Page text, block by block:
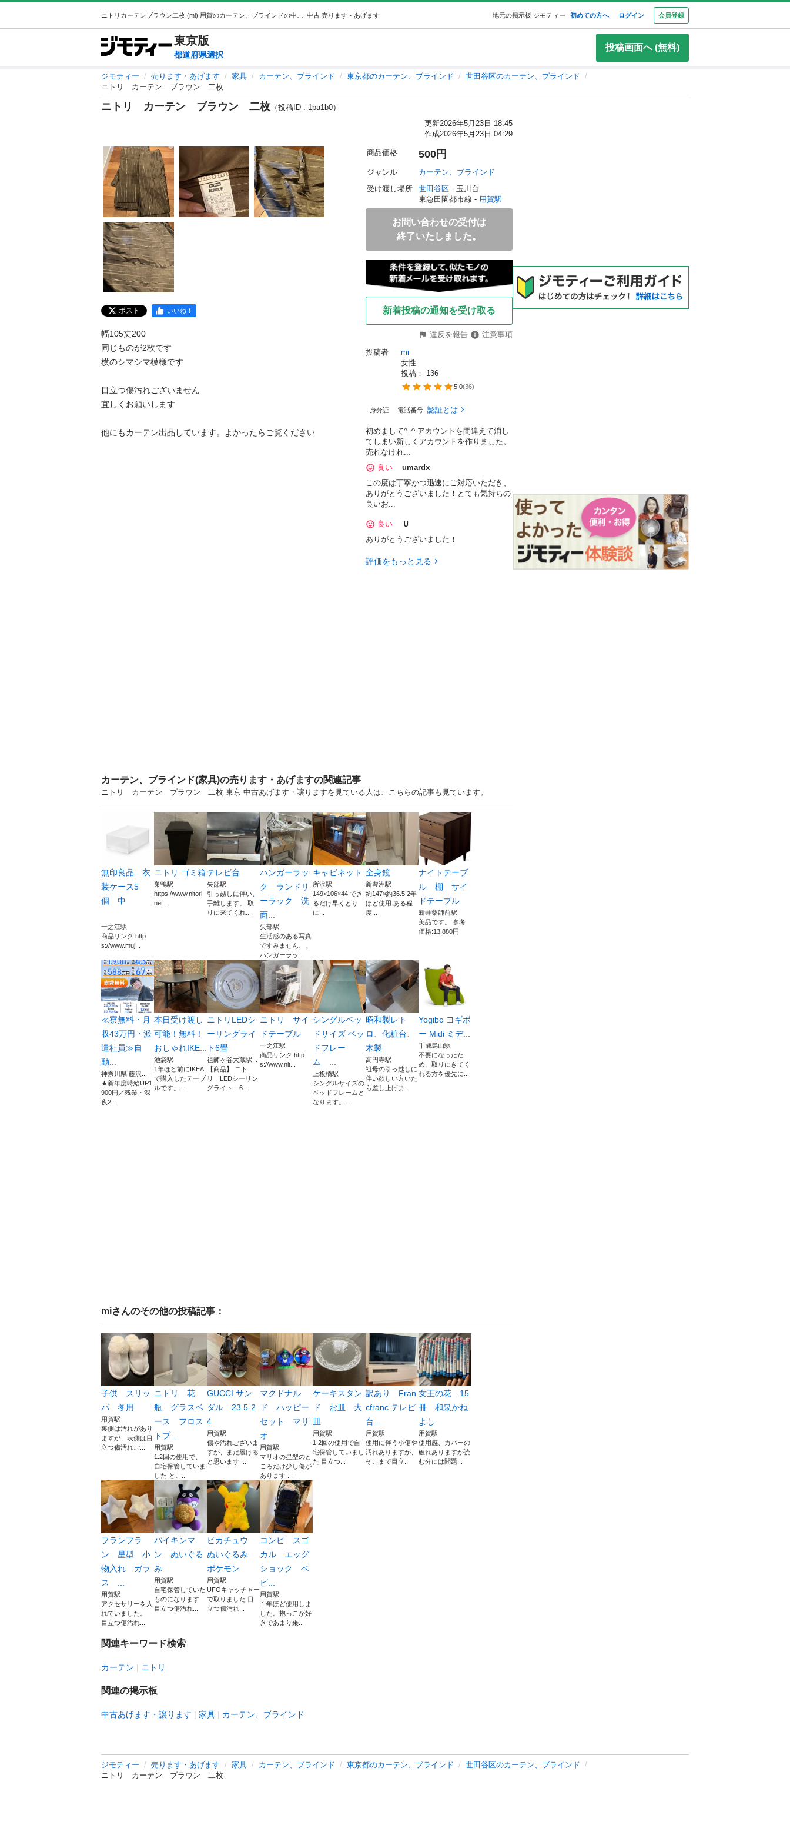
中古 売ります・あげます 地元の掲示板 ジモティー 初めての方へ ログイン 会員登録
東京版
都道府県選択
投稿画面へ (無料)
ジモティー 売ります・あげます 家具 カーテン、ブラインド 東京都のカーテン、ブラインド
世田谷区のカーテン、ブラインド
ニトリ カーテン ブラウン 二枚
ニトリ カーテン ブラウン 二枚 （投稿ID : 1pa1b0）
更新2026年5月23日 18:45
作成2026年5月23日 04:29
ポスト いいね！
幅105丈200
同じものが2枚です
横のシマシマ模様です
目立つ傷汚れございません
宜しくお願いします
他にもカーテン出品しています。よかったらご覧ください
商品価格 500円
ジャンル
カーテン、ブラインド
受け渡し場所
世田谷区 - 玉川台
東急田園都市線 - 用賀駅
お問い合わせの受付は
終了いたしました。
新着投稿の通知を受け取る
違反を報告
注意事項
投稿者
mi
女性
投稿： 136
5.0(36)
身分証 電話番号 認証とは
初めまして^_^ アカウントを間違えて消し
てしまい新しくアカウントを作りました。
売れなけれ...
良い
umardx
この度は丁寧かつ迅速にご対応いただき、
ありがとうございました！とても気持ちの
良いお...
良い
Ｕ
ありがとうございました！
評価をもっと見る
カーテン、ブラインド(家具)の売ります・あげますの関連記事
ニトリ カーテン ブラウン 二枚 東京 中古あげます・譲りますを見ている人は、こちらの記事も見ています。
無印良品 衣
装ケース5
個 中
一之江駅
商品リンク http
s://www.muj...
ニトリ ゴミ箱
巣鴨駅
https://www.nitori-
net...
テレビ台
矢部駅
引っ越しに伴い、
手離します。 取
りに来てくれ...
ハンガーラッ
ク ランドリ
ーラック 洗
面...
矢部駅
生活感のある写真
ですみません、、
ハンガーラッ...
キャビネット
所沢駅
149×106×44 でき
るだけ早くとり
に...
全身鏡
新豊洲駅
約147×約36.5 2年
ほど使用 ある程
度...
ナイトテーブ
ル 棚 サイ
ドテーブル
新井薬師前駅
美品です。 参考
価格:13,880円
≪寮無料・月
収43万円・派
遣社員≫自
動...
神奈川県 藤沢...
★新年度時給UP1,
900円／残業・深
夜2,...
本日受け渡し
可能！無料！
おしゃれIKE...
池袋駅
1年ほど前にIKEA
で購入したテーブ
ルです。...
ニトリLEDシ
ーリングライ
ト6畳
祖師ヶ谷大蔵駅...
【商品】 ニト
リ LEDシーリン
グライト 6...
ニトリ サイ
ドテーブル
一之江駅
商品リンク http
s://www.nit...
シングルベッ
ドサイズ ベッ
ドフレー
ム ...
上板橋駅
シングルサイズの
ベッドフレームと
なります。 ...
昭和製レト
ロ、化粧台、
木製
高円寺駅
祖母の引っ越しに
伴い欲しい方いた
ら差し上げま...
Yogibo ヨギボ
ー Midi ミデ...
千歳烏山駅
不要になったた
め、取りにきてく
れる方を優先に...
miさんのその他の投稿記事：
子供 スリッ
パ 冬用
用賀駅
裏側は汚れがあり
ますが、表側は目
立つ傷汚れご...
ニトリ 花
瓶 グラスベ
ース フロス
トブ...
用賀駅
1.2回の使用で、
自宅保管していま
した とこ...
GUCCI サン
ダル 23.5-2
4
用賀駅
傷や汚れございま
すが、まだ履ける
と思います ...
マクドナル
ド ハッピー
セット マリ
オ
用賀駅
マリオの星型のと
ころだけ少し傷が
あります ...
ケーキスタン
ド お皿 大
皿
用賀駅
1.2回の使用で自
宅保管していまし
た 目立つ...
訳あり Fran
cfranc テレビ
台...
用賀駅
使用に伴う小傷や
汚れありますが、
そこまで目立...
女王の花 15
冊 和泉かね
よし
用賀駅
使用感、カバーの
破れありますが読
む分には問題...
フランフラ
ン 星型 小
物入れ ガラ
ス ...
用賀駅
アクセサリーを入
れていました。
目立つ傷汚れ...
バイキンマ
ン ぬいぐる
み
用賀駅
自宅保管していた
ものになります
目立つ傷汚れ...
ピカチュウ
ぬいぐるみ
ポケモン
用賀駅
UFOキャッチャー
で取りました 目
立つ傷汚れ...
コンビ スゴ
カル エッグ
ショック ベ
ビ...
用賀駅
１年ほど使用しま
した。抱っこが好
きであまり乗...
関連キーワード検索
カーテン ニトリ
関連の掲示板
中古あげます・譲ります 家具 カーテン、ブラインド
ジモティー 売ります・あげます 家具 カーテン、ブラインド 東京都のカーテン、ブラインド
世田谷区のカーテン、ブラインド
ニトリ カーテン ブラウン 二枚